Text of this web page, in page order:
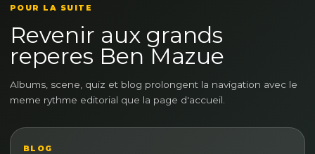
POUR LA SUITE
Revenir aux grands
reperes Ben Mazue
Albums, scene, quiz et blog prolongent la navigation avec le
meme rythme editorial que la page d'accueil.
BLOG